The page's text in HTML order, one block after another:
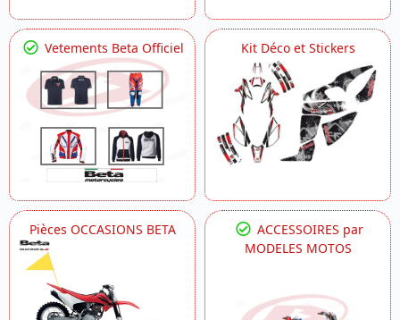
Vetements Beta Officiel Kit Déco et Stickers
Pièces OCCASIONS BETA
ACCESSOIRES par
MODELES MOTOS